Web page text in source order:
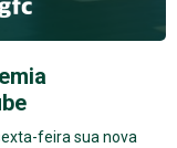
feira sua nova